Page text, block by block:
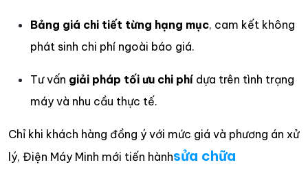
Bảng giá chi tiết từng hạng mục, cam kết không
phát sinh chi phí ngoài báo giá.
Tư vấn giải pháp tối ưu chi phí dựa trên tình trạng
máy và nhu cầu thực tế.
Chỉ khi khách hàng đồng ý với mức giá và phương án xử
lý, Điện Máy Minh mới tiến hànhsửa chữa